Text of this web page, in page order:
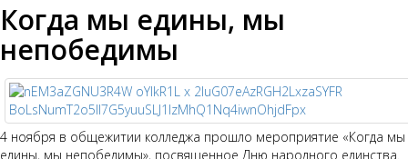
Когда мы едины, мы
непобедимы
4 ноября в общежитии колледжа прошло мероприятие «Когда мы
едины, мы непобедимы», посвященное Дню народного единства.